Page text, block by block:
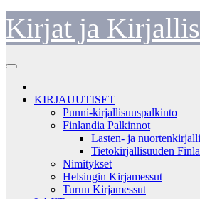
Skip
to
content
Kirjat ja
KIRJAUUTISET
Punni-kirjallisuuspalkinto
Finlandia Palkinnot
Lasten- ja
Tietokirjallisuuden
Nimitykset
Helsingin Kirjamessut
Turun Kirjamessut